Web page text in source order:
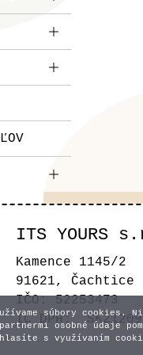
ITS YOURS
Kamence 1145/2
91621, Čachtice
IČO: 52253473
IČ DPH:súbory
osobné údaje
s využívaním